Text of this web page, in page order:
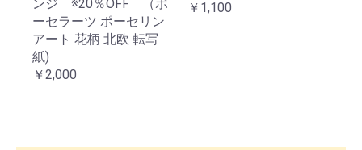
ンジ ※20％OFF （ポ
ーセラーツ ポーセリン
アート 花柄 北欧 転写
紙)
￥2,000
￥1,100